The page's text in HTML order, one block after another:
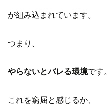
が組み込まれています。
つまり、
やらないとバレる環境です。
これを窮屈と感じるか、